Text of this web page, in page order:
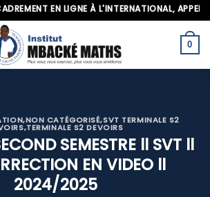
EN LIGNE À L'INTERNATIONAL,
0
,NON CATÉGORISÉ,SVT TERMINALE S2
,TERMINALE S2 DEVOIRS
SEMESTRE ll SVT ll
EN VIDEO ll
2024/2025